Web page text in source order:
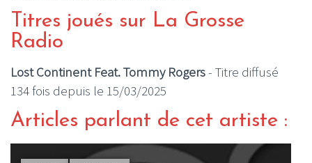
Titres joués sur La Grosse
Radio
Lost Continent Feat. Tommy Rogers- Titre diffusé
134 fois depuis le 15/03/2025
Articles parlant de cet artiste :